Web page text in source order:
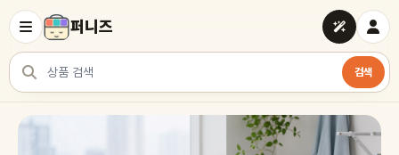
퍼니즈
상품 검색
검색
여러 쇼핑몰 상품을 한곳에서 찾아보세요